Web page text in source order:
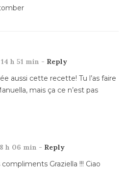
h 51 min - Reply
aussi cette recette! Tu l’as faire
mais ça ce n’est pas
h 06 min - Reply
Graziella !!! Ciao